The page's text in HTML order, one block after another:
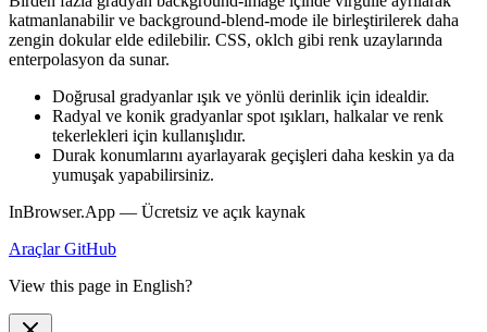
katmanlanabilir ve background-blend-mode ile birleştirilerek daha
zengin dokular elde edilebilir. CSS, oklch gibi renk uzaylarında
enterpolasyon da sunar.
Doğrusal gradyanlar ışık ve yönlü derinlik için idealdir.
Radyal ve konik gradyanlar spot ışıkları, halkalar ve renk
tekerlekleri için kullanışlıdır.
Durak konumlarını ayarlayarak geçişleri daha keskin ya da
yumuşak yapabilirsiniz.
InBrowser.App — Ücretsiz ve açık kaynak
AraçlarGitHub
View this page in English?